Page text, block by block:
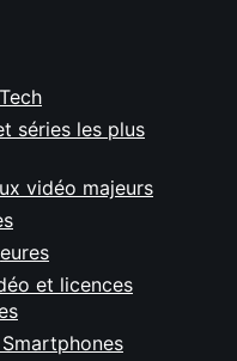
séries les plus
vidéo majeurs
et licences